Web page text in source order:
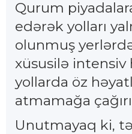
Qurum
edərək yolları
olunmuş
xüsusilə intensiv
yollarda öz
atmamağa
Unutmayaq ki,